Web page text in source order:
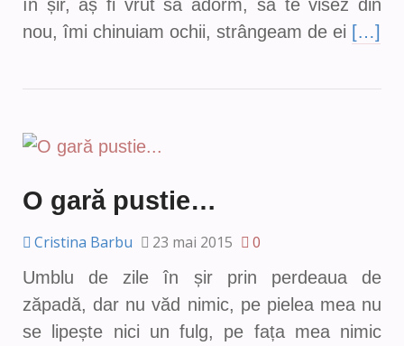
în șir, aș fi vrut să adorm, să te visez din
nou, îmi chinuiam ochii, strângeam de ei […]
O gară pustie…
Cristina Barbu 23 mai 2015
0
Umblu de zile în șir prin perdeaua de
zăpadă, dar nu văd nimic, pe pielea mea nu
se lipește nici un fulg, pe fața mea nimic